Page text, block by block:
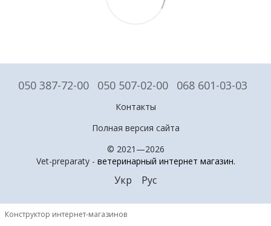
050 387-72-00 050 507-02-00 068 601-03-03
Контакты
Полная версия сайта
© 2021—2026
Vet-preparaty - ветеринарный интернет магазин.
Укр Рус
Конструктор интернет-магазинов